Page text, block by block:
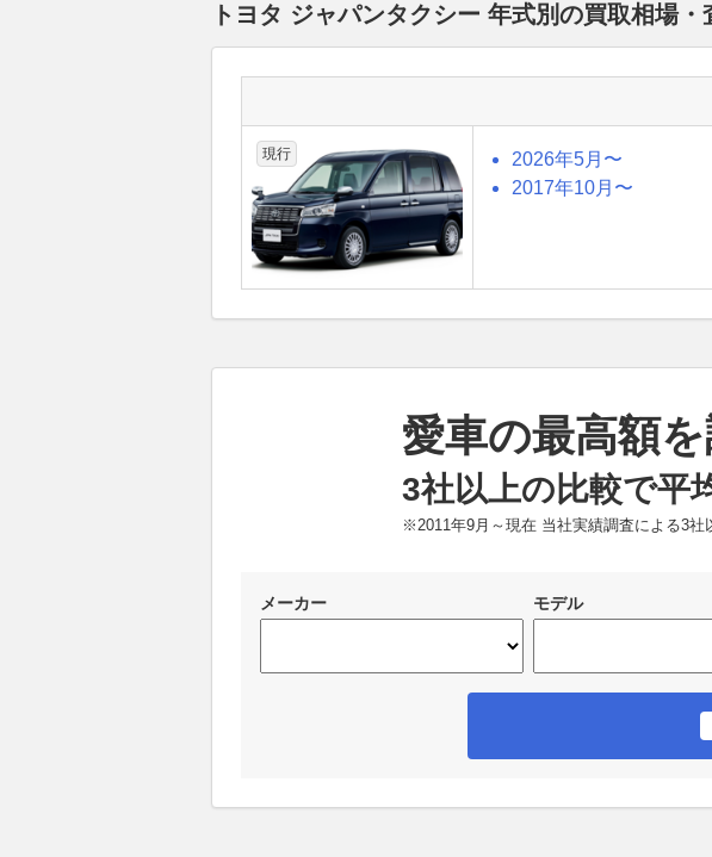
トヨタ ジャパンタクシー 年式別の買取相場・
現行 2026年5月〜
2017年10月〜
愛車の最高額を
3社以上の比較で平
※2011年9月～現在 当社実績調査による3社
メーカー モデル